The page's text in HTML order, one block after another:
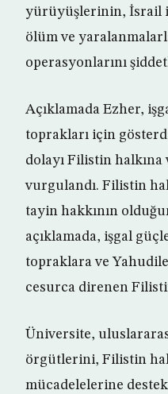
yürüyüşlerinin, İsrail
ölüm ve
operasyonlarını
Açıklamada Ezher,
toprakları için
dolayı Filistin
vurgulandı. Filistin
tayin hakkının
açıklamada, işgal
topraklara ve
cesurca direnen
Üniversite,
örgütlerini, Filistin
mücadelelerine destek